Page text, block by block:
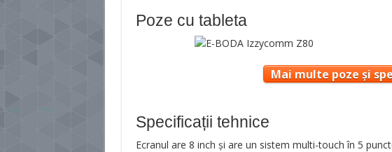
Poze cu tableta
Mai multe poze și
Specificații tehnice
Ecranul are 8 inch și are un sistem multi-touch în 5